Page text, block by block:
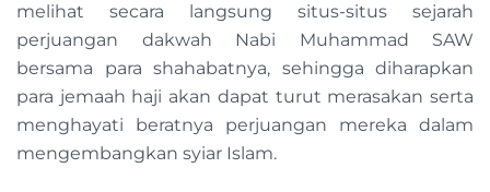
melihat secara langsung situs-situs sejarah
perjuangan dakwah Nabi Muhammad SAW
bersama para shahabatnya, sehingga diharapkan
para jemaah haji akan dapat turut merasakan serta
menghayati beratnya perjuangan mereka dalam
mengembangkan syiar Islam.